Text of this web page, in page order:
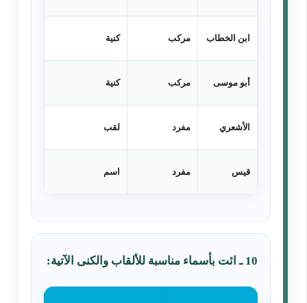
ابن الخطاب مركب كنية
أبو موسى مركب كنية
الأشعري مفرد لقب
قيس مفرد اسم
10 ـ ائت بأسماء مناسبة للألقاب والكنى الآتية: